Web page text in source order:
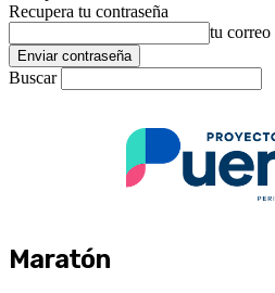
Recupera tu contraseña
tu correo
Buscar
Maratón